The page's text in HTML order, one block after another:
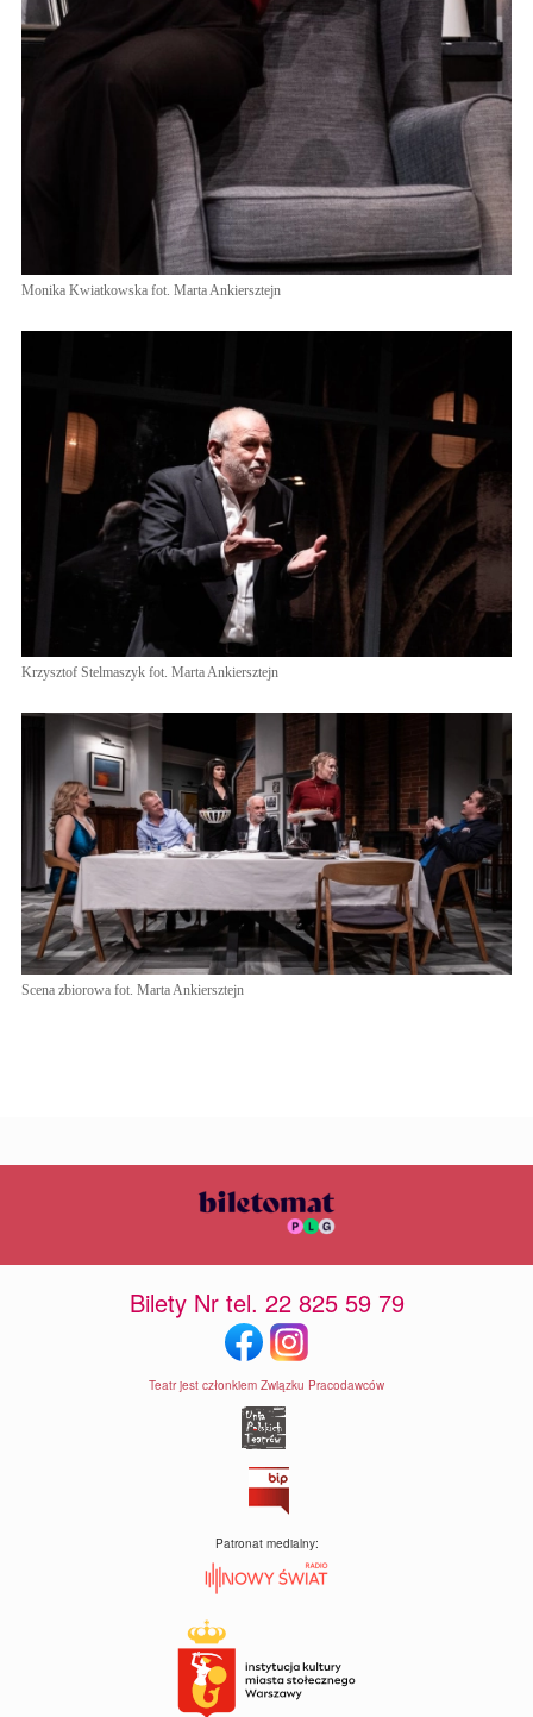
Monika Kwiatkowska fot. Marta Ankiersztejn
Krzysztof Stelmaszyk fot. Marta Ankiersztejn
Scena zbiorowa fot. Marta Ankiersztejn
Bilety Nr tel. 22 825 59 79
Teatr jest członkiem Związku Pracodawców
Patronat medialny: